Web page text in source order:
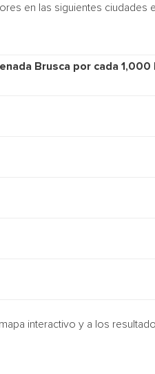
en las siguientes
Brusca por cada 1,000
interactivo y a los